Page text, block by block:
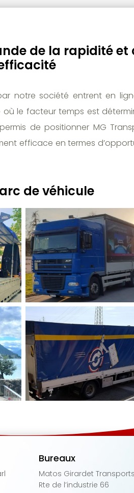
de la rapidité et
notre société entrent en
le facteur temps est
de positionner MG
efficace en termes
de véhicule
Bureaux
Matos Girardet
Rte de l’industrie 66